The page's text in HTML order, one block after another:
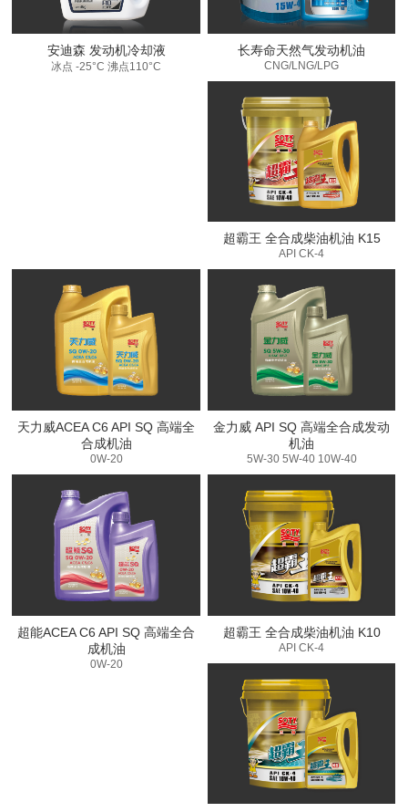
安迪森 发动机冷却液
冰点 -25°C 沸点110°C
长寿命天然气发动机油
CNG/LNG/LPG
超霸王 全合成柴油机油 K15
API CK-4
天力威ACEA C6 API SQ 高端全
合成机油
0W-20
金力威 API SQ 高端全合成发动
机油
5W-30 5W-40 10W-40
超能ACEA C6 API SQ 高端全合
成机油
0W-20
超霸王 全合成柴油机油 K10
API CK-4